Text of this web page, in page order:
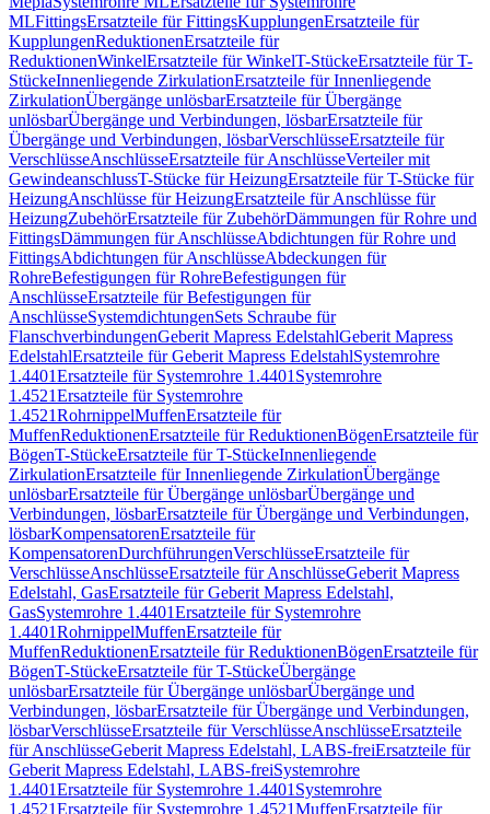
MLFittingsErsatzteile für FittingsKupplungenErsatzteile für
KupplungenReduktionenErsatzteile für
ReduktionenWinkelErsatzteile für WinkelT-StückeErsatzteile für T-
StückeInnenliegende ZirkulationErsatzteile für Innenliegende
ZirkulationÜbergänge unlösbarErsatzteile für Übergänge
unlösbarÜbergänge und Verbindungen, lösbarErsatzteile für
Übergänge und Verbindungen, lösbarVerschlüsseErsatzteile für
VerschlüsseAnschlüsseErsatzteile für AnschlüsseVerteiler mit
GewindeanschlussT-Stücke für HeizungErsatzteile für T-Stücke für
HeizungAnschlüsse für HeizungErsatzteile für Anschlüsse für
HeizungZubehörErsatzteile für ZubehörDämmungen für Rohre und
FittingsDämmungen für AnschlüsseAbdichtungen für Rohre und
FittingsAbdichtungen für AnschlüsseAbdeckungen für
RohreBefestigungen für RohreBefestigungen für
AnschlüsseErsatzteile für Befestigungen für
AnschlüsseSystemdichtungenSets Schraube für
FlanschverbindungenGeberit Mapress EdelstahlGeberit Mapress
EdelstahlErsatzteile für Geberit Mapress EdelstahlSystemrohre
1.4401Ersatzteile für Systemrohre 1.4401 Systemrohre
1.4521Ersatzteile für Systemrohre
1.4521RohrnippelMuffenErsatzteile für
MuffenReduktionenErsatzteile für ReduktionenBögenErsatzteile für
BögenT-StückeErsatzteile für T-StückeInnenliegende
ZirkulationErsatzteile für Innenliegende ZirkulationÜbergänge
unlösbarErsatzteile für Übergänge unlösbarÜbergänge und
Verbindungen, lösbarErsatzteile für Übergänge und Verbindungen,
lösbarKompensatorenErsatzteile für
KompensatorenDurchführungenVerschlüsseErsatzteile für
VerschlüsseAnschlüsseErsatzteile für AnschlüsseGeberit Mapress
Edelstahl, GasErsatzteile für Geberit Mapress Edelstahl,
GasSystemrohre 1.4401Ersatzteile für Systemrohre
1.4401RohrnippelMuffenErsatzteile für
MuffenReduktionenErsatzteile für ReduktionenBögenErsatzteile für
BögenT-StückeErsatzteile für T-StückeÜbergänge
unlösbarErsatzteile für Übergänge unlösbarÜbergänge und
Verbindungen, lösbarErsatzteile für Übergänge und Verbindungen,
lösbarVerschlüsseErsatzteile für VerschlüsseAnschlüsseErsatzteile
für AnschlüsseGeberit Mapress Edelstahl, LABS-freiErsatzteile für
Geberit Mapress Edelstahl, LABS-freiSystemrohre
1.4401Ersatzteile für Systemrohre 1.4401 Systemrohre
1.4521Ersatzteile für Systemrohre 1.4521MuffenErsatzteile für